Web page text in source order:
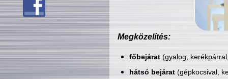
Megközelítés:
főbejárat(gyalog,
hátsó bejárat(gépkocsival,